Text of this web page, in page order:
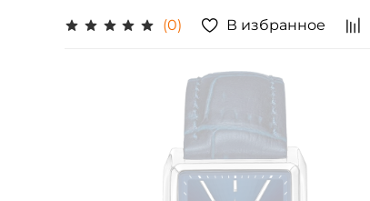
(0) В избранное